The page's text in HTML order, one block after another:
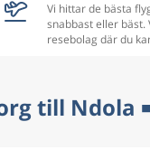
Vi hittar de bästa
snabbast eller bäst.
resebolag där du
till Ndola